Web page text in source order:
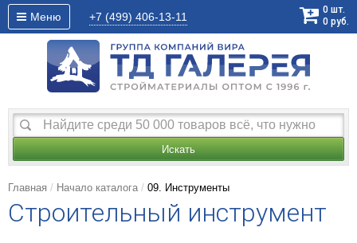
Меню +7 (499) 406-13-11
0 шт.
0 руб.
Искать
Главная Начало каталога 09. Инструменты
Строительный инструмент